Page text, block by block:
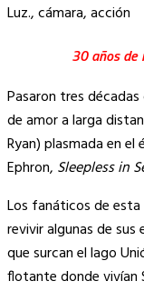
Luz., cámara, acción
30 años de
Pasaron tres
de amor a larga
Ryan) plasmada en
Ephron, Sleepless in
Los fanáticos de
revivir algunas de sus
que surcan el lago
flotante donde vivían